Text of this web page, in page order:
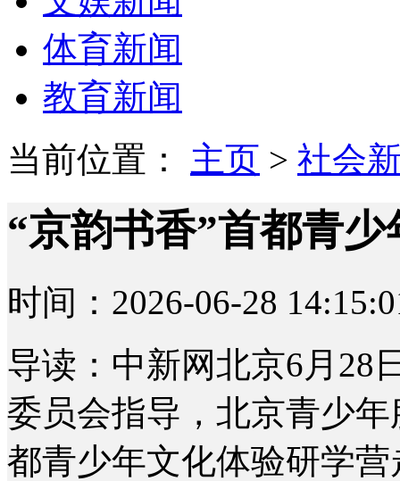
体育新闻
教育新闻
当前位置： 主页 > 社会
“京韵书香”首都青
时间：2026-06-28
导读：中新网北京6月28
委员会指导，北京青少
都青少年文化体验研学